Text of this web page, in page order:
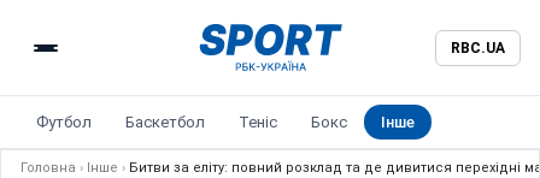
RBC.UA
Футбол Баскетбол Теніс Бокс Інше
Головна › Інше › Битви за еліту: повний розклад та де дивитися перехідні